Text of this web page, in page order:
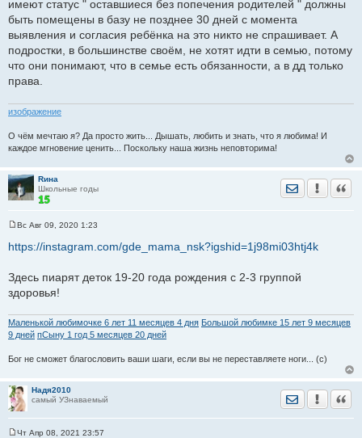
б
е
н
е
имеют статус " оставшиеся без попечения родителей " должны
быть помещены в базу не позднее 30 дней с момента
выявления и согласия ребёнка на это никто не спрашивает. А
подростки, в большинстве своём, не хотят идти в семью, потому
что они понимают, что в семье есть обязанности, а в дд только
права.
изображение
О чём мечтаю я? Да просто жить... Дышать, любить и знать, что я любима! И
каждое мгновение ценить... Поскольку наша жизнь неповторима!
Rина
Школьные годы
Отправить
о
о
е
н
и
Вс Авг 09, 2020 1:23
https://instagram.com/gde_mama_nsk?igshid=1j98mi03htj4k
Здесь пиарят деток 19-20 года рождения с 2-3 группой
здоровья!
Маленькой любимочке 6 лет 11 месяцев 4 дня Большой любимке 15 лет 9 месяцев
9 дней пСыну 1 год 5 месяцев 20 дней
Бог не сможет благословить ваши шаги, если вы не переставляете ноги... (с)
Надя2010
самый УЗнаваемый
Отправить
Чт Апр 08, 2021 23:57